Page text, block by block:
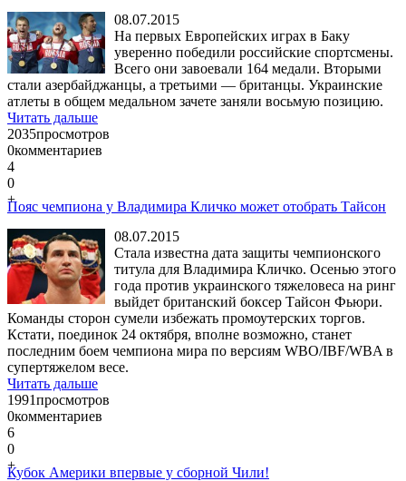
08.07.2015
На первых Европейских играх в Баку
уверенно победили российские спортсмены.
Всего они завоевали 164 медали. Вторыми
стали азербайджанцы, а третьими — британцы. Украинские
атлеты в общем медальном зачете заняли восьмую позицию.
Читать дальше
2035просмотров
0комментариев
4
0
+
Пояс чемпиона у Владимира Кличко может отобрать Тайсон
08.07.2015
Стала известна дата защиты чемпионского
титула для Владимира Кличко. Осенью этого
года против украинского тяжеловеса на ринг
выйдет британский боксер Тайсон Фьюри.
Команды сторон сумели избежать промоутерских торгов.
Кстати, поединок 24 октября, вполне возможно, станет
последним боем чемпиона мира по версиям WBO/IBF/WBA в
супертяжелом весе.
Читать дальше
1991просмотров
0комментариев
6
0
+
Кубок Америки впервые у сборной Чили!